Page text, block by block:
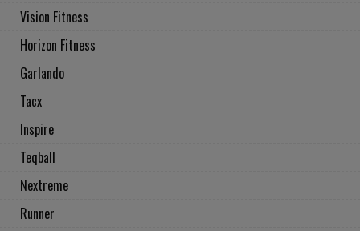
Vision Fitness
Horizon Fitness
Garlando
Tacx
Inspire
Teqball
Nextreme
Runner